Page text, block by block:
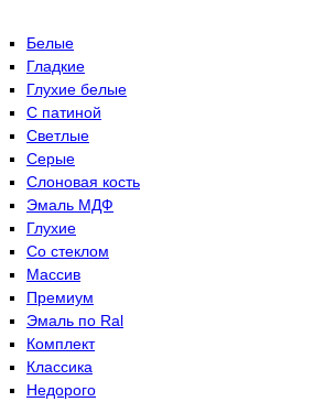
Белые
Гладкие
Глухие белые
С патиной
Светлые
Серые
Слоновая кость
Эмаль МДФ
Глухие
Со стеклом
Массив
Премиум
Эмаль по Ral
Комплект
Классика
Недорого